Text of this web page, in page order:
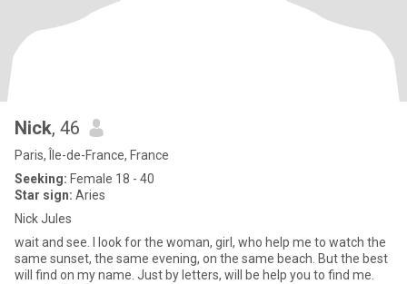
Nick, 46
Paris, Île-de-France, France
Seeking: Female 18 - 40
Star sign: Aries
Nick Jules
wait and see. I look for the woman, girl, who help me to watch the
same sunset, the same evening, on the same beach. But the best
will find on my name. Just by letters, will be help you to find me.